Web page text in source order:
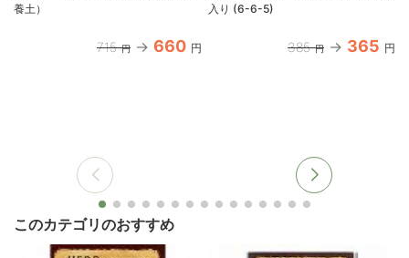
養土）
715 円 660 円
入り (6-6-5)
385 円 365 円
このカテゴリのおすすめ